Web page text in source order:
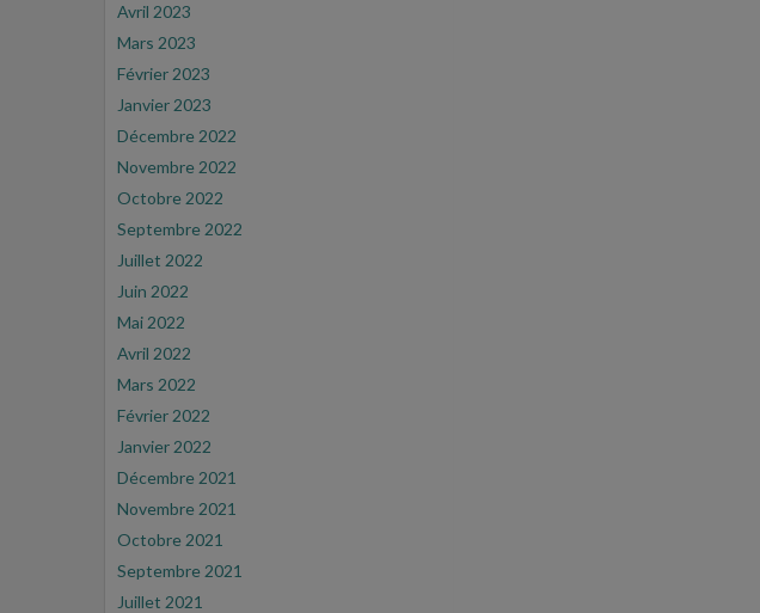
Avril 2023
Mars 2023
Février 2023
Janvier 2023
Décembre 2022
Novembre 2022
Octobre 2022
Septembre 2022
Juillet 2022
Juin 2022
Mai 2022
Avril 2022
Mars 2022
Février 2022
Janvier 2022
Décembre 2021
Novembre 2021
Octobre 2021
Septembre 2021
Juillet 2021